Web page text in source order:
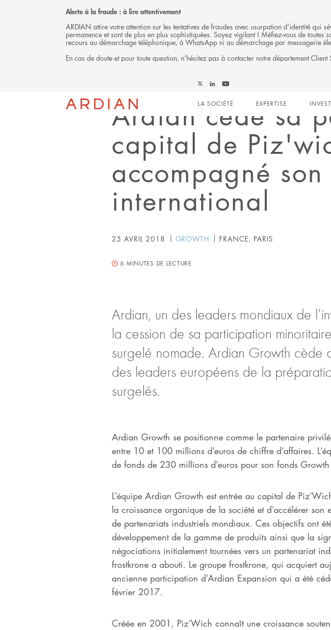
Alerte à la fraude : à lire attentivement
ARDIAN attire votre attention sur les tentatives de fraudes avec usurpation d’identité qui
permanence et sont de plus en plus sophistiquées. Soyez vigilant ! Méfiez-vous de
recours au démarchage téléphonique, à WhatsApp ni au démarchage par messagerie
En cas de doute et pour toute question, n’hésitez pas à contacter notre département
on
on
Ardian
on
LinkedIn
Main
navigation
LA SOCIÉTÉ EXPERTISE
Ardian cède sa
capital de
accompagné
international
25 AVRIL 2018 GROWTH FRANCE, PARIS
6 MINUTES DE LECTURE
Ardian, un des leaders mondiaux de
la cession de sa participation
surgelé nomade. Ardian Growth cède
des leaders européens de la
surgelés.
Ardian Growth se positionne comme le partenaire
entre 10 et 100 millions d’euros de chiffre d’affaires.
de fonds de 230 millions d’euros pour son fonds
L’équipe Ardian Growth est entrée au capital de
la croissance organique de la société et d’accélérer
de partenariats industriels mondiaux. Ces objectifs ont
développement de la gamme de produits ainsi que la
négociations initialement tournées vers un partenariat
frostkrone a abouti. Le groupe frostkrone, qui acquiert
ancienne participation d’Ardian Expansion qui a été
février 2017.
Créée en 2001, Piz’Wich connaît une croissance